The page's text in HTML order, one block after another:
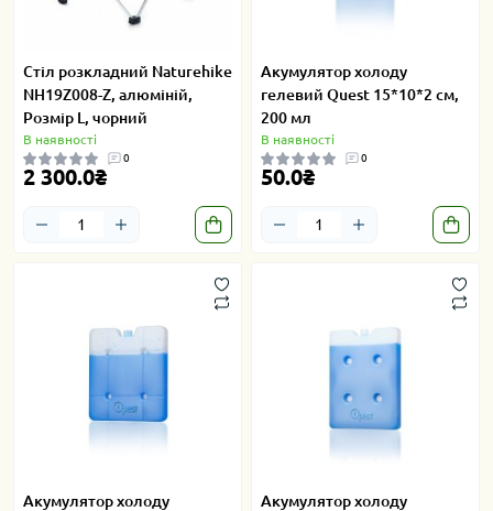
Cтіл розкладний Naturehike
NH19Z008-Z, алюміній,
Розмір L, чорний
В наявності
0
2 300.0₴
Акумулятор холоду
гелевий Quest 15*10*2 см,
200 мл
В наявності
0
50.0₴
Акумулятор холоду
Акумулятор холоду